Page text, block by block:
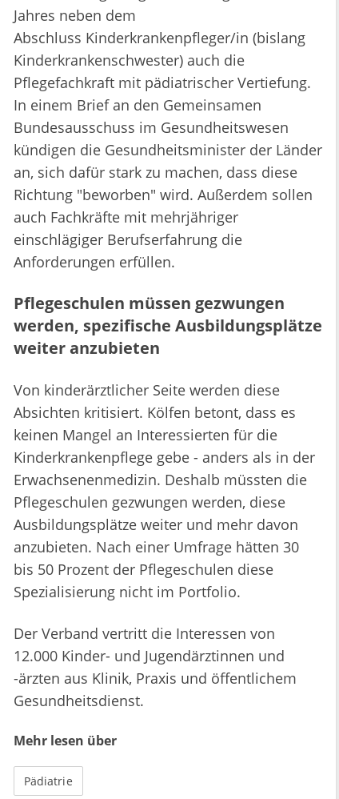
Jahres neben dem
Abschluss Kinderkrankenpfleger/in (bislang
Kinderkrankenschwester) auch die
Pflegefachkraft mit pädiatrischer Vertiefung.
In einem Brief an den Gemeinsamen
Bundesausschuss im Gesundheitswesen
kündigen die Gesundheitsminister der Länder
an, sich dafür stark zu machen, dass diese
Richtung "beworben" wird. Außerdem sollen
auch Fachkräfte mit mehrjähriger
einschlägiger Berufserfahrung die
Anforderungen erfüllen.
Pflegeschulen müssen gezwungen
werden, spezifische Ausbildungsplätze
weiter anzubieten
Von kinderärztlicher Seite werden diese
Absichten kritisiert. Kölfen betont, dass es
keinen Mangel an Interessierten für die
Kinderkrankenpflege gebe - anders als in der
Erwachsenenmedizin. Deshalb müssten die
Pflegeschulen gezwungen werden, diese
Ausbildungsplätze weiter und mehr davon
anzubieten. Nach einer Umfrage hätten 30
bis 50 Prozent der Pflegeschulen diese
Spezialisierung nicht im Portfolio.
Der Verband vertritt die Interessen von
12.000 Kinder- und Jugendärztinnen und
-ärzten aus Klinik, Praxis und öffentlichem
Gesundheitsdienst.
Mehr lesen über
Pädiatrie